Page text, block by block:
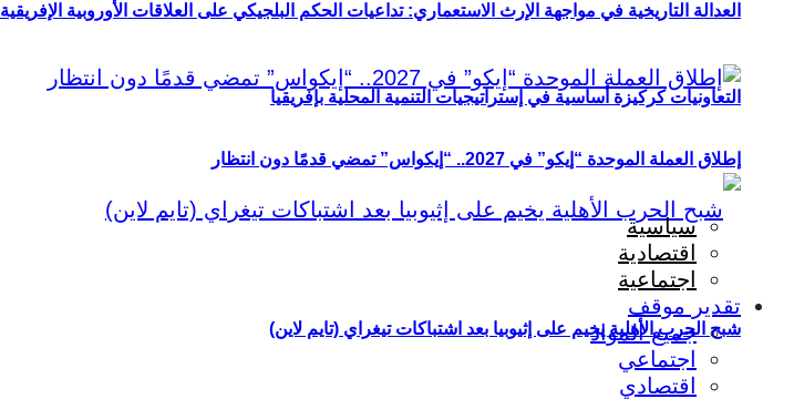
التعاونيات كركيزة أساسية في إستراتيجيات التنمية المحلية بإفريقيا
شبح الحرب الأهلية يخيم على إثيوبيا بعد اشتباكات تيغراي (تايم لاين)
العدالة التاريخية في مواجهة الإرث الاستعماري: تداعيات الحكم البلجيكي على العلاقات الأوروبية الإفريقية
إطلاق العملة الموحدة “إيكو” في 2027.. “إيكواس” تمضي قدمًا دون انتظار
سياسية
اقتصادية
اجتماعية
تقدير موقف
جميع المواد
اجتماعي
اقتصادي